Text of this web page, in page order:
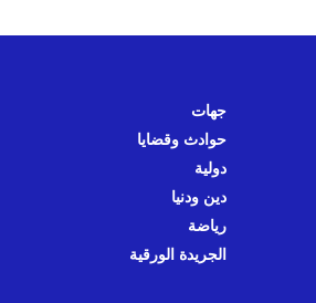
جهات
حوادث وقضايا
دولية
دين ودنيا
رياضة
الجريدة الورقية